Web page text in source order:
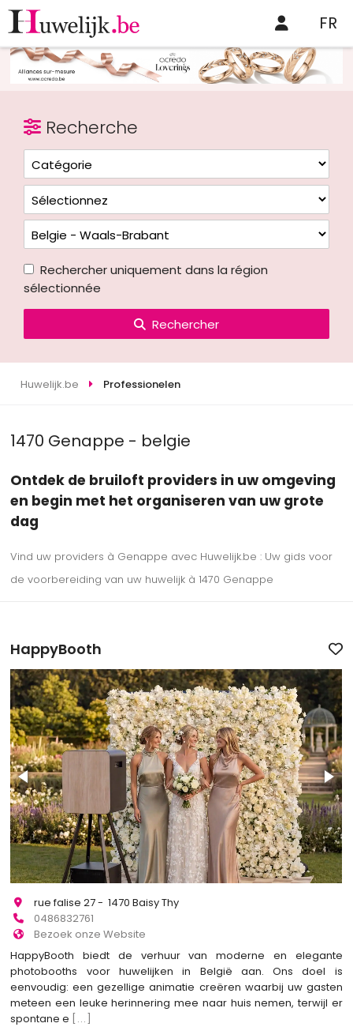
FR
Recherche
Rechercher uniquement dans la région
sélectionnée
Rechercher
Huwelijk.be Professionelen
1470 Genappe - belgie
Ontdek de bruiloft providers in uw omgeving
en begin met het organiseren van uw grote
dag
Vind uw providers à Genappe avec Huwelijk.be : Uw gids voor
de voorbereiding van uw huwelijk à 1470 Genappe
HappyBooth
rue falise 27 - 1470 Baisy Thy
0486832761
Bezoek onze Website
HappyBooth biedt de verhuur van moderne en elegante
photobooths voor huwelijken in België aan. Ons doel is
eenvoudig: een gezellige animatie creëren waarbij uw gasten
meteen een leuke herinnering mee naar huis nemen, terwijl er
spontane e [...]